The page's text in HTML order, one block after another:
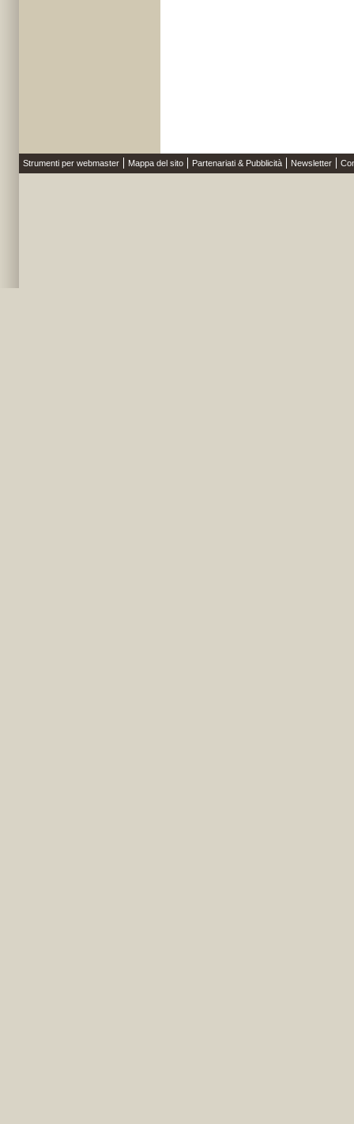
Strumenti per webmaster Mappa del sito Partenariati & Pubblicità Newsletter